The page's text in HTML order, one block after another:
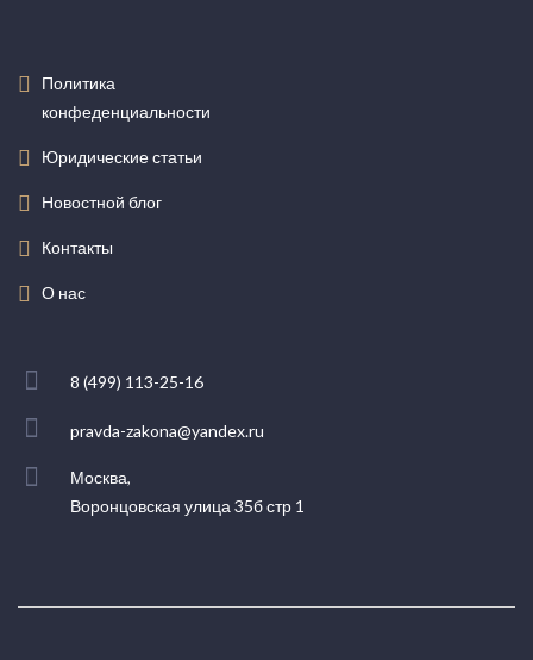
Политика
конфеденциальности
Юридические статьи
Новостной блог
Контакты
О нас
8 (499) 113-25-16
pravda-zakona@yandex.ru
Москва,
Воронцовская улица 35б стр 1